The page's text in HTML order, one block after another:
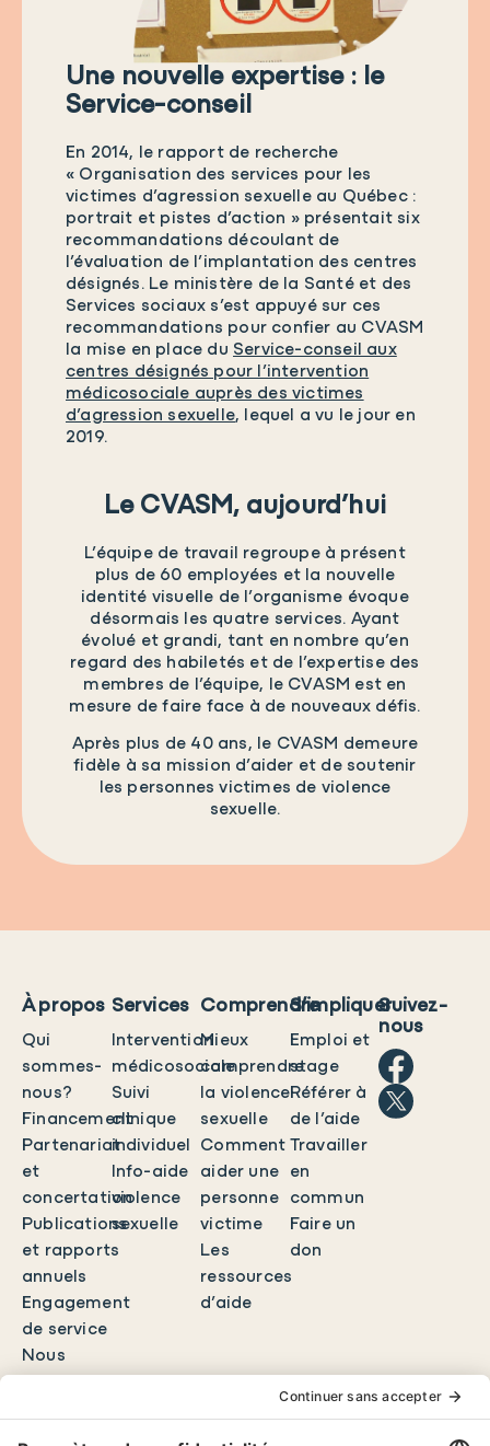
Une nouvelle expertise : le
Service-conseil
En 2014, le rapport de recherche
« Organisation des services pour les
victimes d’agression sexuelle au Québec :
portrait et pistes d’action » présentait six
recommandations découlant de
l’évaluation de l’implantation des centres
désignés. Le ministère de la Santé et des
Services sociaux s’est appuyé sur ces
recommandations pour confier au CVASM
la mise en place du Service-conseil aux
centres désignés pour l’intervention
médicosociale auprès des victimes
d’agression sexuelle, lequel a vu le jour en
2019.
Le CVASM, aujourd’hui
L’équipe de travail regroupe à présent
plus de 60 employées et la nouvelle
identité visuelle de l’organisme évoque
désormais les quatre services. Ayant
évolué et grandi, tant en nombre qu’en
regard des habiletés et de l’expertise des
membres de l’équipe, le CVASM est en
mesure de faire face à de nouveaux défis.
Après plus de 40 ans, le CVASM demeure
fidèle à sa mission d’aider et de soutenir
les personnes victimes de violence
sexuelle.
À propos
Qui
sommes-
nous?
Financement
Partenariat
et
concertation
Publications
et rapports
annuels
Engagement
de service
Nous
Services
Intervention
médicosociale
Suivi
clinique
individuel
Info-aide
violence
sexuelle
Comprendre
Mieux
comprendre
la violence
sexuelle
Comment
aider une
personne
victime
Les
ressources
d’aide
S’impliquer
Emploi et
stage
Référer à
de l’aide
Travailler
en
commun
Faire un
don
Suivez-
nous